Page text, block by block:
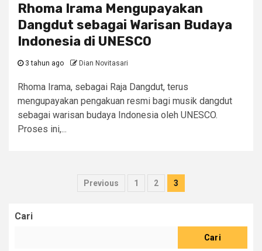
Rhoma Irama Mengupayakan
Dangdut sebagai Warisan Budaya
Indonesia di UNESCO
3 tahun ago Dian Novitasari
Rhoma Irama, sebagai Raja Dangdut, terus
mengupayakan pengakuan resmi bagi musik dangdut
sebagai warisan budaya Indonesia oleh UNESCO.
Proses ini,...
Paginasi
Previous 1 2 3
Cari
Cari